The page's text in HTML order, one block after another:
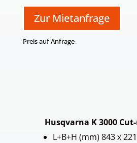
Zur Mietanfrage
Preis auf Anfrage
Husqvarna K 3000
L+B+H (mm) 843 x